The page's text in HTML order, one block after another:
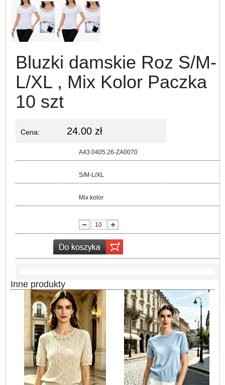
Bluzki damskie Roz S/M-
L/XL , Mix Kolor Paczka
10 szt
Cena: 24.00 zł
A43.0405.26-ZA0070
S/M-L/XL
Mix kolor
Inne produkty